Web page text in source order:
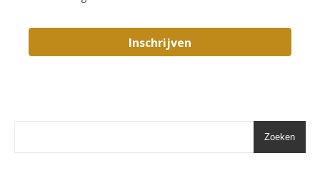
Zoeken